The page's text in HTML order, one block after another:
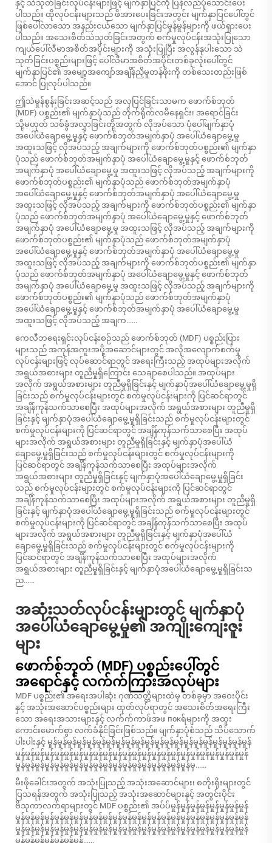
နှင့် သဲသုတ်ခြင်းလုပ်ငန်းများဖြင့် မျက်နှာပြင်ကို ပြန်လည်ပုံသောင်းပေး
ပါသည်။ ထိုလုပ်ငန်းများသည် ဖိအားပေးခြင်းအတွင်း မျက်နှာပြင်ပေါ်တွင်
ဖြစ်ပေါ်လာသော အနည်းငယ်သော မျက်နှာပြင်မှုန်မှုန်များကို ဖယ်ရှားပေး
ပါသည်။ အသေးစိတ်သဲသုတ်ခြင်းအတွက် စက်မှုလုပ်ငန်းအသုံးပြုသော
ကျယ်ပေါ်လီမာအစိတ်အပိုင်းများကို အသုံးပြုပြီး အလွန်နုပါးသော သဲ
သုတ်ခြင်းပစ္စည်းများဖြင့် ပေါ်လီမာအစိတ်အပိုင်းတစ်ခုလုံးပေါ်တွင်
မျက်နှာပြင်၏ အမျော့အကျော်အချိန်ညှိမှုတန်ဖိုးကို တစ်သေးတည်းဖြစ်
အောင် ပြုလုပ်ပါသည်။
ဤသဲမှုန်စွန်းခြင်းအဆင့်သည် အလှပြင်ခြင်းသာမက ဖောက်စ်ဘုတ်
(MDF) ပစ္စည်း၏ မျက်နှာပုံသည် တိုက်ရိုက်လမီနေရှင်း၊ အရောင်ခြင်း
သို့မဟုတ် သစ်ခွံအလွှာခြင်းတို့အတွက် လိုအပ်သော ပုံပေါ်မျက်နှာပုံ
အပေါ်ယံချောမွေ့မှုနှင့် ဖောက်စ်ဘုတ်အမျက်နှာပုံ အပေါ်ယံချောမွေ့မှု
အထူးသဖြင့် လိုအပ်သည့် အချက်များကို ဖောက်စ်ဘုတ်ပစ္စည်း၏ မျက်နှာ
ပုံသည် ဖောက်စ်ဘုတ်အမျက်နှာပုံ အပေါ်ယံချောမွေ့မှုနှင့် ဖောက်စ်ဘုတ်
အမျက်နှာပုံ အပေါ်ယံချောမွေ့မှု အထူးသဖြင့် လိုအပ်သည့် အချက်များကို
ဖောက်စ်ဘုတ်ပစ္စည်း၏ မျက်နှာပုံသည် ဖောက်စ်ဘုတ်အမျက်နှာပုံ
အပေါ်ယံချောမွေ့မှုနှင့် ဖောက်စ်ဘုတ်အမျက်နှာပုံ အပေါ်ယံချောမွေ့မှု
အထူးသဖြင့် လိုအပ်သည့် အချက်များကို ဖောက်စ်ဘုတ်ပစ္စည်း၏ မျက်နှာ
ပုံသည် ဖောက်စ်ဘုတ်အမျက်နှာပုံ အပေါ်ယံချောမွေ့မှုနှင့် ဖောက်စ်ဘုတ်
အမျက်နှာပုံ အပေါ်ယံချောမွေ့မှု အထူးသဖြင့် လိုအပ်သည့် အချက်များကို
ဖောက်စ်ဘုတ်ပစ္စည်း၏ မျက်နှာပုံသည် ဖောက်စ်ဘုတ်အမျက်နှာပုံ
အပေါ်ယံချောမွေ့မှုနှင့် ဖောက်စ်ဘုတ်အမျက်နှာပုံ အပေါ်ယံချောမွေ့မှု
အထူးသဖြင့် လိုအပ်သည့် အချက်များကို ဖောက်စ်ဘုတ်ပစ္စည်း၏ မျက်နှာ
ပုံသည် ဖောက်စ်ဘုတ်အမျက်နှာပုံ အပေါ်ယံချောမွေ့မှုနှင့် ဖောက်စ်ဘုတ်
အမျက်နှာပုံ အပေါ်ယံချောမွေ့မှု အထူးသဖြင့် လိုအပ်သည့် အချက်များကို
ဖောက်စ်ဘုတ်ပစ္စည်း၏ မျက်နှာပုံသည် ဖောက်စ်ဘုတ်အမျက်နှာပုံ
အပေါ်ယံချောမွေ့မှုနှင့် ဖောက်စ်ဘုတ်အမျက်နှာပုံ အပေါ်ယံချောမွေ့မှု
အထူးသဖြင့် လိုအပ်သည့် အချက......
ကေလီဘရေးရှင်းလုပ်ငန်းစဉ်သည် ဖောက်စ်ဘုတ် (MDF) ပစ္စည်းပြား
များသည် အကုန်အကူးအပို့အဆောင်များတွင် အလိုအလျောက်စက်မှု
လုပ်ငန်းများဖြင့် လုပ်ဆောင်ရာတွင် အရေးကြီးသည့် အထုပ်များအလိုက်
အရွယ်အစားများ တူညီမှုရှိကြောင်း သေချာစေပါသည်။ အထုပ်များ
အလိုက် အရွယ်အစားများ တူညီမှုရှိခြင်းနှင့် မျက်နှာပုံအပေါ်ယံချောမွေ့မှုရှိ
ခြင်းသည် စက်မှုလုပ်ငန်းများတွင် စက်မှုလုပ်ငန်းများကို ပြင်ဆင်ရာတွင်
အချိန်ကုန်သက်သာစေပြီး အထုပ်များအလိုက် အရွယ်အစားများ တူညီမှုရှိ
ခြင်းနှင့် မျက်နှာပုံအပေါ်ယံချောမွေ့မှုရှိခြင်းသည် စက်မှုလုပ်ငန်းများတွင်
စက်မှုလုပ်ငန်းများကို ပြင်ဆင်ရာတွင် အချိန်ကုန်သက်သာစေပြီး အထုပ်
များအလိုက် အရွယ်အစားများ တူညီမှုရှိခြင်းနှင့် မျက်နှာပုံအပေါ်ယံ
ချောမွေ့မှုရှိခြင်းသည် စက်မှုလုပ်ငန်းများတွင် စက်မှုလုပ်ငန်းများကို
ပြင်ဆင်ရာတွင် အချိန်ကုန်သက်သာစေပြီး အထုပ်များအလိုက်
အရွယ်အစားများ တူညီမှုရှိခြင်းနှင့် မျက်နှာပုံအပေါ်ယံချောမွေ့မှုရှိခြင်း
သည် စက်မှုလုပ်ငန်းများတွင် စက်မှုလုပ်ငန်းများကို ပြင်ဆင်ရာတွင်
အချိန်ကုန်သက်သာစေပြီး အထုပ်များအလိုက် အရွယ်အစားများ တူညီမှုရှိ
ခြင်းနှင့် မျက်နှာပုံအပေါ်ယံချောမွေ့မှုရှိခြင်းသည် စက်မှုလုပ်ငန်းများတွင်
စက်မှုလုပ်ငန်းများကို ပြင်ဆင်ရာတွင် အချိန်ကုန်သက်သာစေပြီး အထုပ်
များအလိုက် အရွယ်အစားများ တူညီမှုရှိခြင်းနှင့် မျက်နှာပုံအပေါ်ယံ
ချောမွေ့မှုရှိခြင်းသည် စက်မှုလုပ်ငန်းများတွင် စက်မှုလုပ်ငန်းများကို
ပြင်ဆင်ရာတွင် အချိန်ကုန်သက်သာစေပြီး အထုပ်များအလိုက်
အရွယ်အစားများ တူညီမှုရှိခြင်းနှင့် မျက်နှာပုံအပေါ်ယံချောမွေ့မှုရှိခြင်းသ
ည......
အဆုံးသတ်လုပ်ငန်းများတွင် မျက်နှာပုံ
အပေါ်ယံချောမွေ့မှု၏ အကျိုးကျေးဇူး
များ
ဖောက်စ်ဘုတ် (MDF) ပစ္စည်းပေါ်တွင်
အရောင်နှင့် လက်က်ကြားအလုပ်များ
MDF ပစ္စည်း၏ အရေးအပါဆုံး ဂုဏ်သတ္တိများထဲမှ တစ်ခုမှာ အဝေးပိုင်း
နှင့် အသုံးအဆောင်ပစ္စည်းများ ထုတ်လုပ်ရာတွင် အသေးစိတ်အရေးကြီး
သော အရေးအသားများနှင့် လက်က်ကာဖ်အဖ покရ်များကို အထူး
ကောင်းမောက်စွာ လက်ခံနိုင်ခြင်းဖြစ်သည်။ မျက်နှာပုံစံသည် သိပ်သောက်
ပါးပါးနှင့် မှုန်မှုန်မှုန်မှုန်မှုန်မှုန်မှုန်မှုန်မှုန်မှုန်မှုန်မှုန်မှုန်မှုန်မှုန်မှုန်မှုန်မှုန်မှုန်မှုန်မှုန်
မှုန်မှုန်မှုန်မှုန်မှုန်မှုန်မှုန်မှုန်မှုန်မှုန်မှုန်မှုန်မှုန်မှုန်မှုန်မှုန်မှုန်မှုန်မှုန်မှုန်မှုန်မှုန်မှုန်မှုန်
မှုန်မှုန်မှုန်မှုန်မှုန်မှုန်မှုန်မှုန်မှုန်မှုန်မှုန်မှုန်မှုန်မှုန်မှုန်မှုန်မှုန်မှုန်မှ......
မီးဖိုခေါင်းအတွက် အသုံးပြုသည့် အသုံးအဆောင်များ၊ စတိုးရိုးများတွင်
ပြသရန်အတွက် အသုံးပြုသည့် အသုံးအဆောင်များနှင့် အတွင်းပိုင်း
ဗိသုကာလက်ရာများတွင် MDF ပစ္စည်း၏ အပ်ပ်မှုန်မှုန်မှုန်မှုန်မှုန်မှုန်မှုန်မှုန်
မှုန်မှုန်မှုန်မှုန်မှုန်မှုန်မှုန်မှုန်မှုန်မှုန်မှုန်မှုန်မှုန်မှုန်မှုန်မှုန်မှုန်မှုန်မှုန်မှုန်မှုန်မှုန်မှုန်မှုန်
မှုန်မှုန်မှုန်မှုန်မှုန်မှုန်မှုန်မှုန်မှုန်မှုန်မှုန်မှုန်မှုန်မှုန်မှုန်မှုန်မှုန်မှုန်မှုန်မှုန်မှုန်မှုန်မှုန်မှုန်
မှုန်မှုန်မှုန်မှုန်မှုန်မှုန်မှုန်......